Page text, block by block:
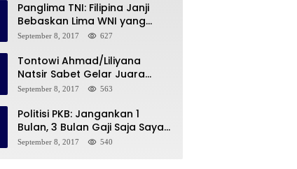
Panglima TNI: Filipina Janji
Bebaskan Lima WNI yang
Disandera Abu Sayyaf
September 8, 2017 627
Tontowi Ahmad/Liliyana
Natsir Sabet Gelar Juara
Dunia Kedua
September 8, 2017 563
Politisi PKB: Jangankan 1
Bulan, 3 Bulan Gaji Saja Saya
Siap untuk Rohingya
September 8, 2017 540